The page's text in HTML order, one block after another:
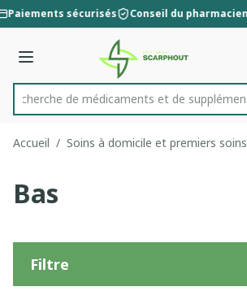
Aller au contenu
1 de 1
Paiements sécurisés Conseil du pharmacien
Menu
Rechercher
Recherche de médicaments et de s
Accueil / Soins à domicile et premiers soins
Bas
Filtre